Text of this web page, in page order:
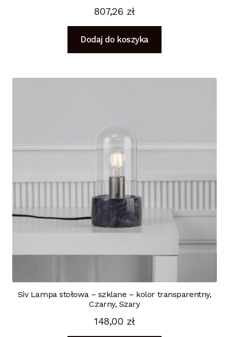
807,26 zł
Dodaj do koszyka
Siv Lampa stołowa – szklane – kolor transparentny,
Czarny, Szary
148,00 zł